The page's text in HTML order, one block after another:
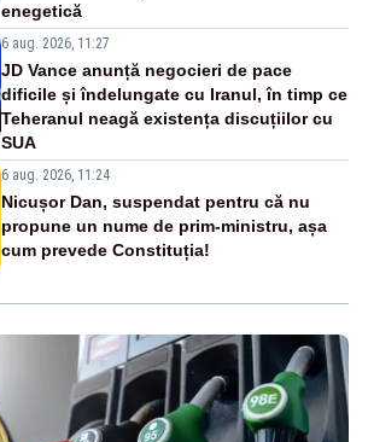
enegetică
6 aug. 2026, 11:27
JD Vance anunță negocieri de pace
dificile și îndelungate cu Iranul, în timp ce
Teheranul neagă existența discuțiilor cu
SUA
6 aug. 2026, 11:24
Nicușor Dan, suspendat pentru că nu
propune un nume de prim-ministru, așa
cum prevede Constituția!